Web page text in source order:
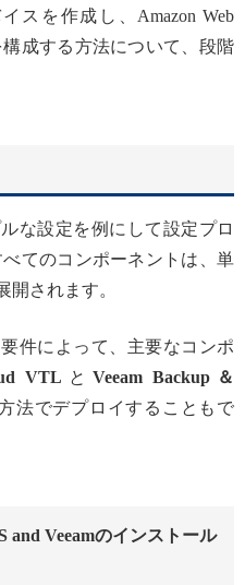
スを作成し、Amazon Web
構成する方法について、段階
な設定を例にして設定プロ
てのコンポーネントは、単
開されます。
件によって、主要なコンポ
VTL と Veeam Backup＆
法でデプロイすることもで
Veeamのインストール